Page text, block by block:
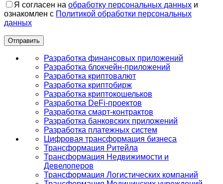
Я согласен на обработку персональных данных и
ознакомлен с Политикой обработки персональных
данных
Разработка финансовых приложений
Разработка блокчейн-приложений
Разработка криптовалют
Разработка криптобирж
Разработка криптокошельков
Разработка DeFi-проектов
Разработка смарт-контрактов
Разработка банковских приложений
Разработка платежных систем
Цифровая трансформация бизнеса
Трансформация Ритейла
Трансформация Недвижимости и
Девелоперов
Трансформация Логистических компаний